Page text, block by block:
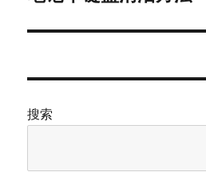
文
搜索